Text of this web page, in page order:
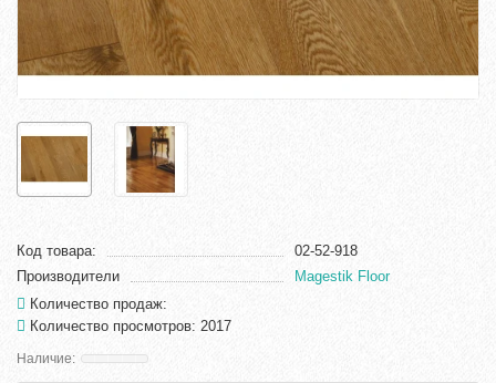
Код товара:
02-52-918
Производители
Magestik Floor
Количество продаж:
Количество просмотров: 2017